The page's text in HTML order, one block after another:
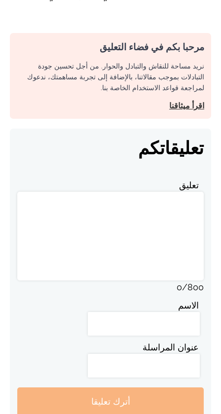
مرحبا بكم في فضاء التعليق
نريد مساحة للنقاش والتبادل والحوار. من أجل تحسين جودة
التبادلات بموجب مقالاتنا، بالإضافة إلى تجربة مساهمتك، ندعوك
لمراجعة قواعد الاستخدام الخاصة بنا.
اقرأ ميثاقنا
تعليقاتكم
تعليق
0/800
الاسم
عنوان المراسلة
أترك تعليقا